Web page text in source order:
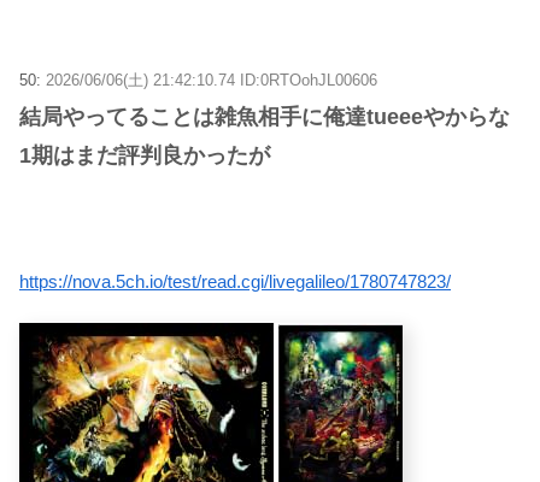
50: 2026/06/06(土) 21:42:10.74 ID:0RTOohJL00606
結局やってることは雑魚相手に俺達tueeeやからな
1期はまだ評判良かったが
https://nova.5ch.io/test/read.cgi/livegalileo/1780747823/